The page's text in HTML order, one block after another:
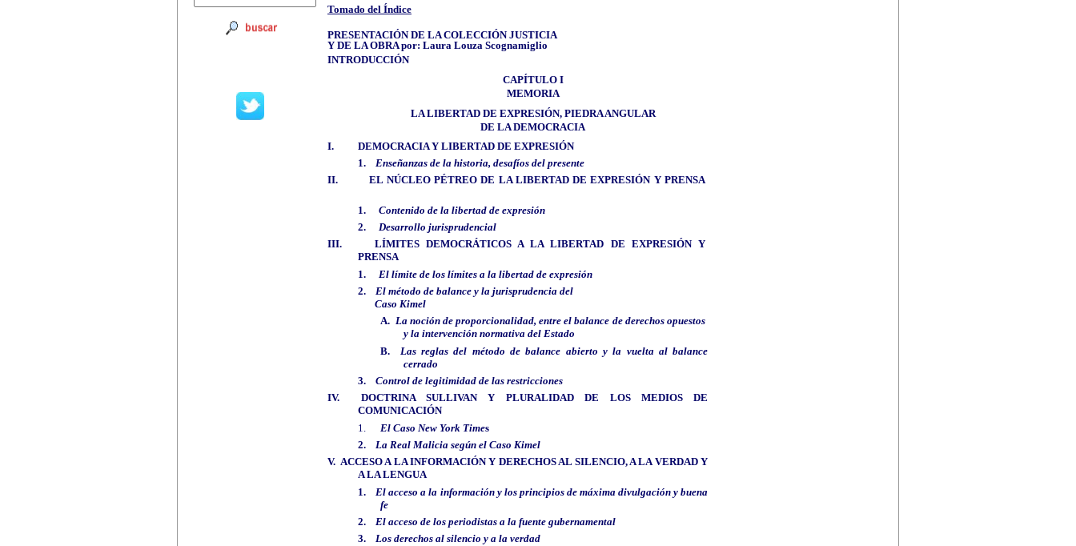
Tomado del Índice
PRESENTACIÓN DE LA COLECCIÓN JUSTICIA
Y DE LA OBRA por: Laura Louza Scognamiglio
INTRODUCCIÓN
CAPÍTULO I
MEMORIA
LA LIBERTAD DE EXPRESIÓN, PIEDRA ANGULAR
DE LA DEMOCRACIA
I.
DEMOCRACIA Y LIBERTAD DE EXPRESIÓN
1.
Enseñanzas de la historia, desafíos del presente
II.
EL NÚCLEO PÉTREO DE LA LIBERTAD DE EXPRESIÓN Y PRENSA
1.
Contenido de la libertad de expresión
2.
Desarrollo jurisprudencial
III.
LÍMITES DEMOCRÁTICOS A LA LIBERTAD DE EXPRESIÓN Y
PRENSA
1.
El límite de los límites a la libertad de expresión
2.
El método de balance y la jurisprudencia del
Caso Kimel
A. La noción de proporcionalidad, entre el balance de derechos opuestos
y la intervención normativa del Estado
B.
Las reglas del método de balance abierto y la vuelta al balance
cerrado
3.
Control de legitimidad de las restricciones
IV.
DOCTRINA SULLIVAN Y PLURALIDAD DE LOS MEDIOS DE
COMUNICACIÓN
1.
El Caso New York Times
2.
La Real Malicia según el Caso Kimel
V. ACCESO A LA INFORMACIÓN Y DERECHOS AL SILENCIO, A LA VERDAD Y
A LA LENGUA
1.
El acceso a la información y los principios de máxima divulgación y buena
fe
2.
El acceso de los periodistas a la fuente gubernamental
3.
Los derechos al silencio y a la verdad